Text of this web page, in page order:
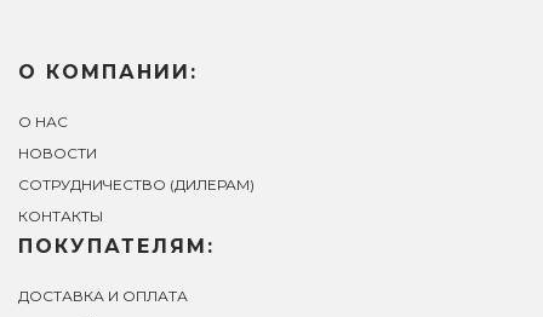
О КОМПАНИИ:
О НАС
НОВОСТИ
СОТРУДНИЧЕСТВО (ДИЛЕРАМ)
КОНТАКТЫ
ПОКУПАТЕЛЯМ:
ДОСТАВКА И ОПЛАТА